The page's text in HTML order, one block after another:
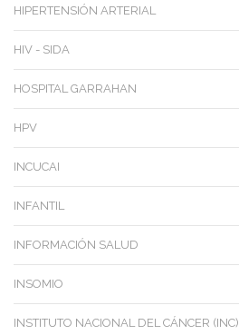
HIPERTENSIÓN ARTERIAL
HIV - SIDA
HOSPITAL GARRAHAN
HPV
INCUCAI
INFANTIL
INFORMACIÓN SALUD
INSOMIO
INSTITUTO NACIONAL DEL CÁNCER (INC)